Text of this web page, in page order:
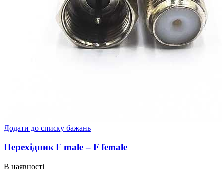
Додати до списку бажань
Перехідник F male – F female
В наявності